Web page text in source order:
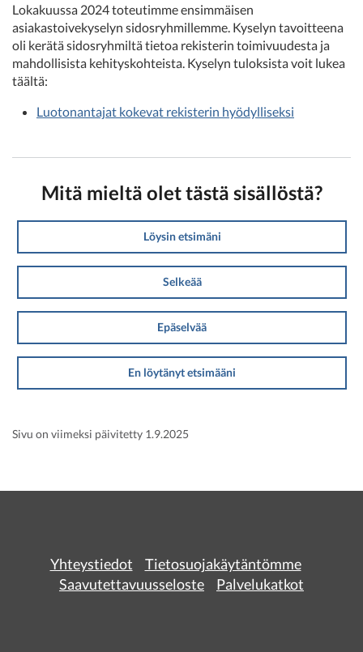
Lokakuussa 2024 toteutimme ensimmäisen
asiakastoivekyselyn sidosryhmillemme. Kyselyn tavoitteena
oli kerätä sidosryhmiltä tietoa rekisterin toimivuudesta ja
mahdollisista kehityskohteista. Kyselyn tuloksista voit lukea
täältä:
Luotonantajat kokevat rekisterin hyödylliseksi
Mitä mieltä olet tästä sisällöstä?
Löysin etsimäni
Selkeää
Epäselvää
En löytänyt etsimääni
Sivu on viimeksi päivitetty 1.9.2025
Yhteystiedot
Tietosuojakäytäntömme
Saavutettavuusseloste
Palvelukatkot